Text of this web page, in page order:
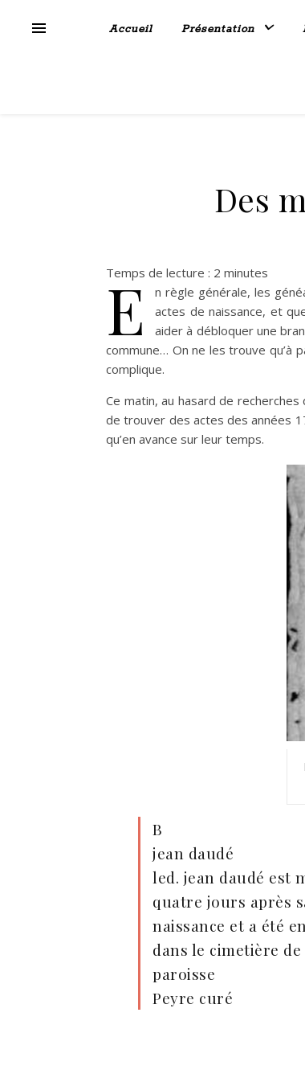
Accueil Présentation
Des
Temps de lecture : 2 minutes
E
n règle générale, les
actes de naissance, et
aider à débloquer une
commune… On ne les trouve qu’à
complique.
Ce matin, au hasard de
de trouver des actes des années
qu’en avance sur leur temps.
B
jean daudé
led. jean daudé est
quatre jours après
naissance et a été
dans le cimetière de
paroisse
Peyre curé